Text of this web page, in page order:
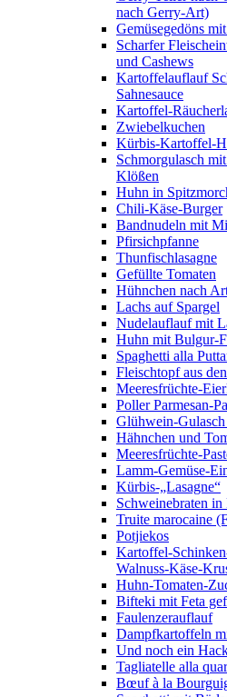
nach Gerry-Art)
Gemüsegedöns
Scharfer
und Cashews
Kartoffelauflauf
Sahnesauce
Kartoffel-
Zwiebelkuchen
Kürbis-Kartoffel-
Schmorgulasch
Klößen
Huhn in
Chili-Käse-Burger
Bandnudeln mit
Pfirsichpfanne
Thunfischlasagne
Gefüllte Tomaten
Hühnchen nach
Lachs auf Spargel
Nudelauflauf mit
Huhn mit Bulgur-
Spaghetti alla
Fleischtopf aus
Meeresfrüchte-
Poller Parmesan-
Glühwein-
Hähnchen und
Meeresfrüchte-
Lamm-Gemüse-
Kürbis-„Lasagne“
Schweinebraten
Truite marocaine
Potjiekos
Kartoffel-
Walnuss-Käse-
Huhn-Tomaten-
Bifteki mit Feta
Faulenzerauflauf
Dampfkartoffeln
Und noch ein
Tagliatelle alla
Bœuf à la